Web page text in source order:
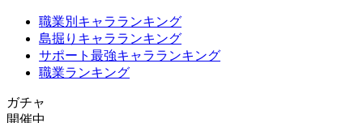
職業別キャラランキング
島掘りキャラランキング
サポート最強キャラランキング
職業ランキング
ガチャ
開催中